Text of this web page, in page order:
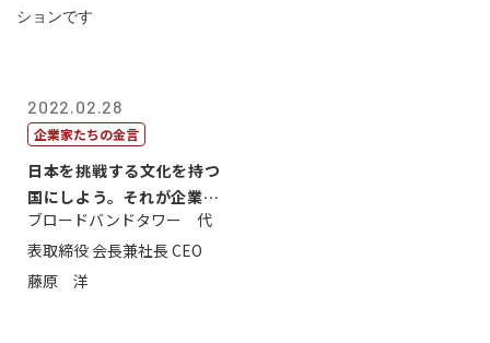
2022.02.28
企業家たちの金言
日本を挑戦する文化を持つ
国にしよう。それが企業家
のミッション...
ブロードバンドタワー 代
表取締役 会長兼社長 CEO
藤原 洋